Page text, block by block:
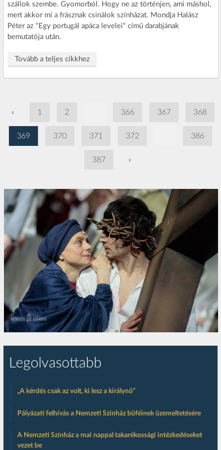
szállok szembe. Gyomorból. Hogy ne az történjen, ami máshol,
mert akkor mi a frásznak csinálok színházat. Mondja Halász
Péter az "Egy portugál apáca levelei" című darabjának
bemutatója után.
Tovább a teljes cikkhez
« 1 2 366 367 368
369 370 371 372 386
387 »
Legolvasottabb
„A kérdés csak az volt, ki lesz a királynő”
Pályázati felhívás a Nemzeti Színház büféinek üzemeltetésére
A Nemzeti Színház a mai nappal takarékossági intézkedéseket
vezet be